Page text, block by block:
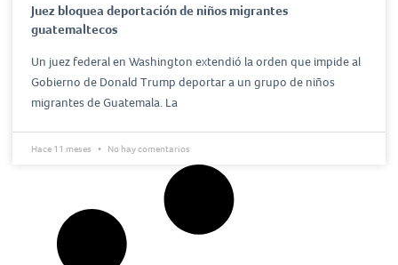
Juez bloquea deportación de niños migrantes
guatemaltecos
Un juez federal en Washington extendió la orden que impide al
Gobierno de Donald Trump deportar a un grupo de niños
migrantes de Guatemala. La
Hace 11 meses No hay comentarios